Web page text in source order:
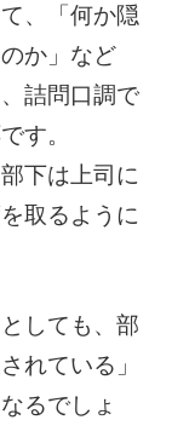
、「何か隠
か」など
詰問口調で
す。
下は上司に
取るように
しても、部
れている」
るでしょ